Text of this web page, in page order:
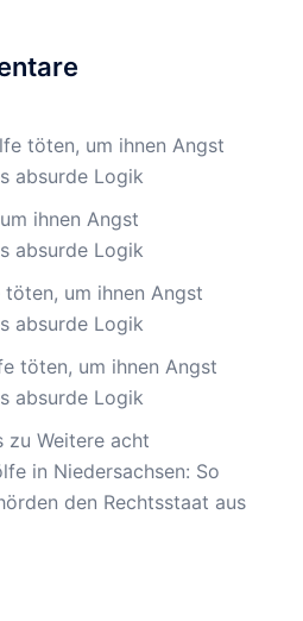
töten, um ihnen Angst
absurde Logik
ihnen Angst
absurde Logik
töten, um ihnen Angst
absurde Logik
töten, um ihnen Angst
absurde Logik
zu Weitere acht
in Niedersachsen: So
den Rechtsstaat aus